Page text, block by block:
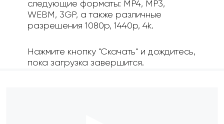
следующие форматы: MP4, MP3,
WEBM, 3GP, а также различные
разрешения 1080p, 1440p, 4k.
Нажмите кнопку "Скачать" и дождитесь,
пока загрузка завершится.